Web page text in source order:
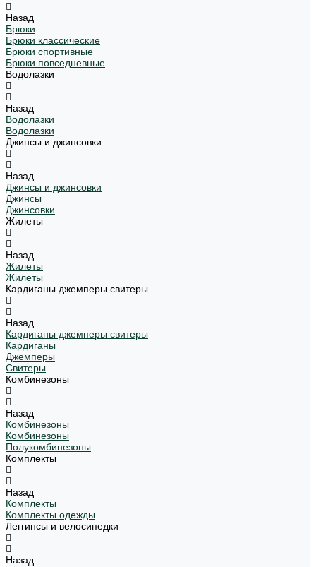
Назад
Брюки
Брюки классические
Брюки спортивные
Брюки повседневные
Водолазки
Назад
Водолазки
Водолазки
Джинсы и джинсовки
Назад
Джинсы и джинсовки
Джинсы
Джинсовки
Жилеты
Назад
Жилеты
Жилеты
Кардиганы джемперы свитеры
Назад
Кардиганы джемперы свитеры
Кардиганы
Джемперы
Свитеры
Комбинезоны
Назад
Комбинезоны
Комбинезоны
Полукомбинезоны
Комплекты
Назад
Комплекты
Комплекты одежды
Леггинсы и велосипедки
Назад